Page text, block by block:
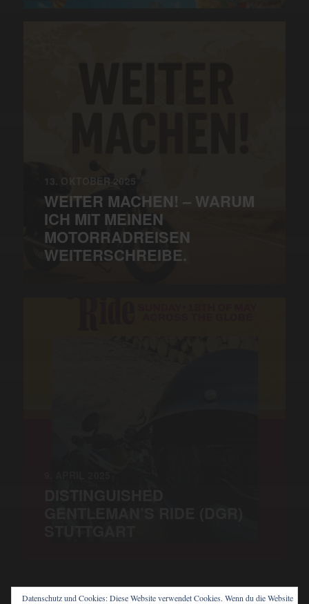
13. OKTOBER 2025
WEITER MACHEN! – WARUM
ICH MIT MEINEN
MOTORRADREISEN
WEITERSCHREIBE.
Datenschutz und Cookies: Diese Website verwendet Cookies. Wenn du die Website